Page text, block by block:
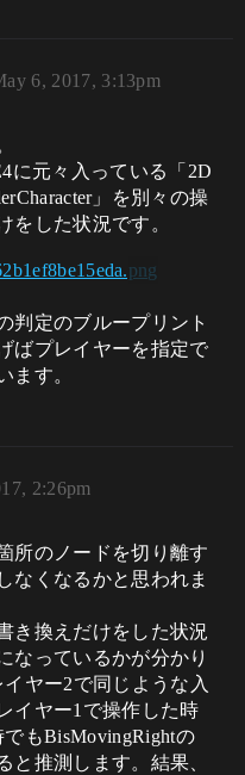
6, 2017, 3:13pm
に元々入っている「2D
」を別々の操
をした状況です。
判定のブループリント
ばプレイヤーを指定で
ます。
2:26pm
所のノードを切り離す
なくなるかと思われま
き換えだけをした状況
なっているかが分かり
ヤー2で同じような入
イヤー1で操作した時
もBisMovingRightの
と推測します。結果、